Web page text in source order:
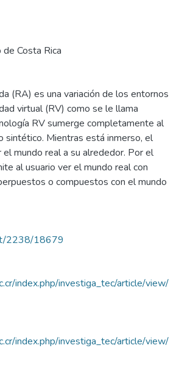
Costa Rica
(RA) es una variación de los entornos
virtual (RV) como se le llama
RV sumerge completamente al
sintético. Mientras está inmerso, el
mundo real a su alrededor. Por el
al usuario ver el mundo real con
o compuestos con el mundo
2238/18679
index.php/investiga_tec/article/view/
index.php/investiga_tec/article/view/